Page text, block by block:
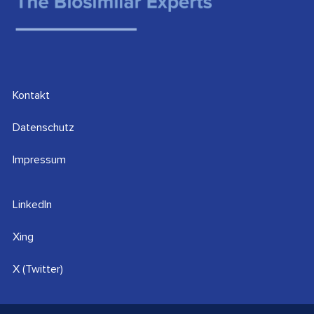
Kontakt
Datenschutz
Impressum
LinkedIn
Xing
X (Twitter)